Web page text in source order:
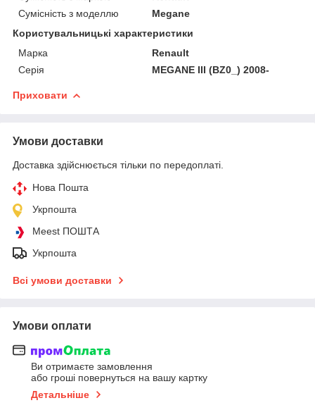
Сумісність з моделлю
Megane
Користувальницькі характеристики
Марка
Renault
Серія
MEGANE III (BZ0_) 2008-
Приховати
Умови доставки
Доставка здійснюється тільки по передоплаті.
Нова Пошта
Укрпошта
Meest ПОШТА
Укрпошта
Всі умови доставки
Умови оплати
Ви отримаєте замовлення
або гроші повернуться на вашу картку
Детальніше